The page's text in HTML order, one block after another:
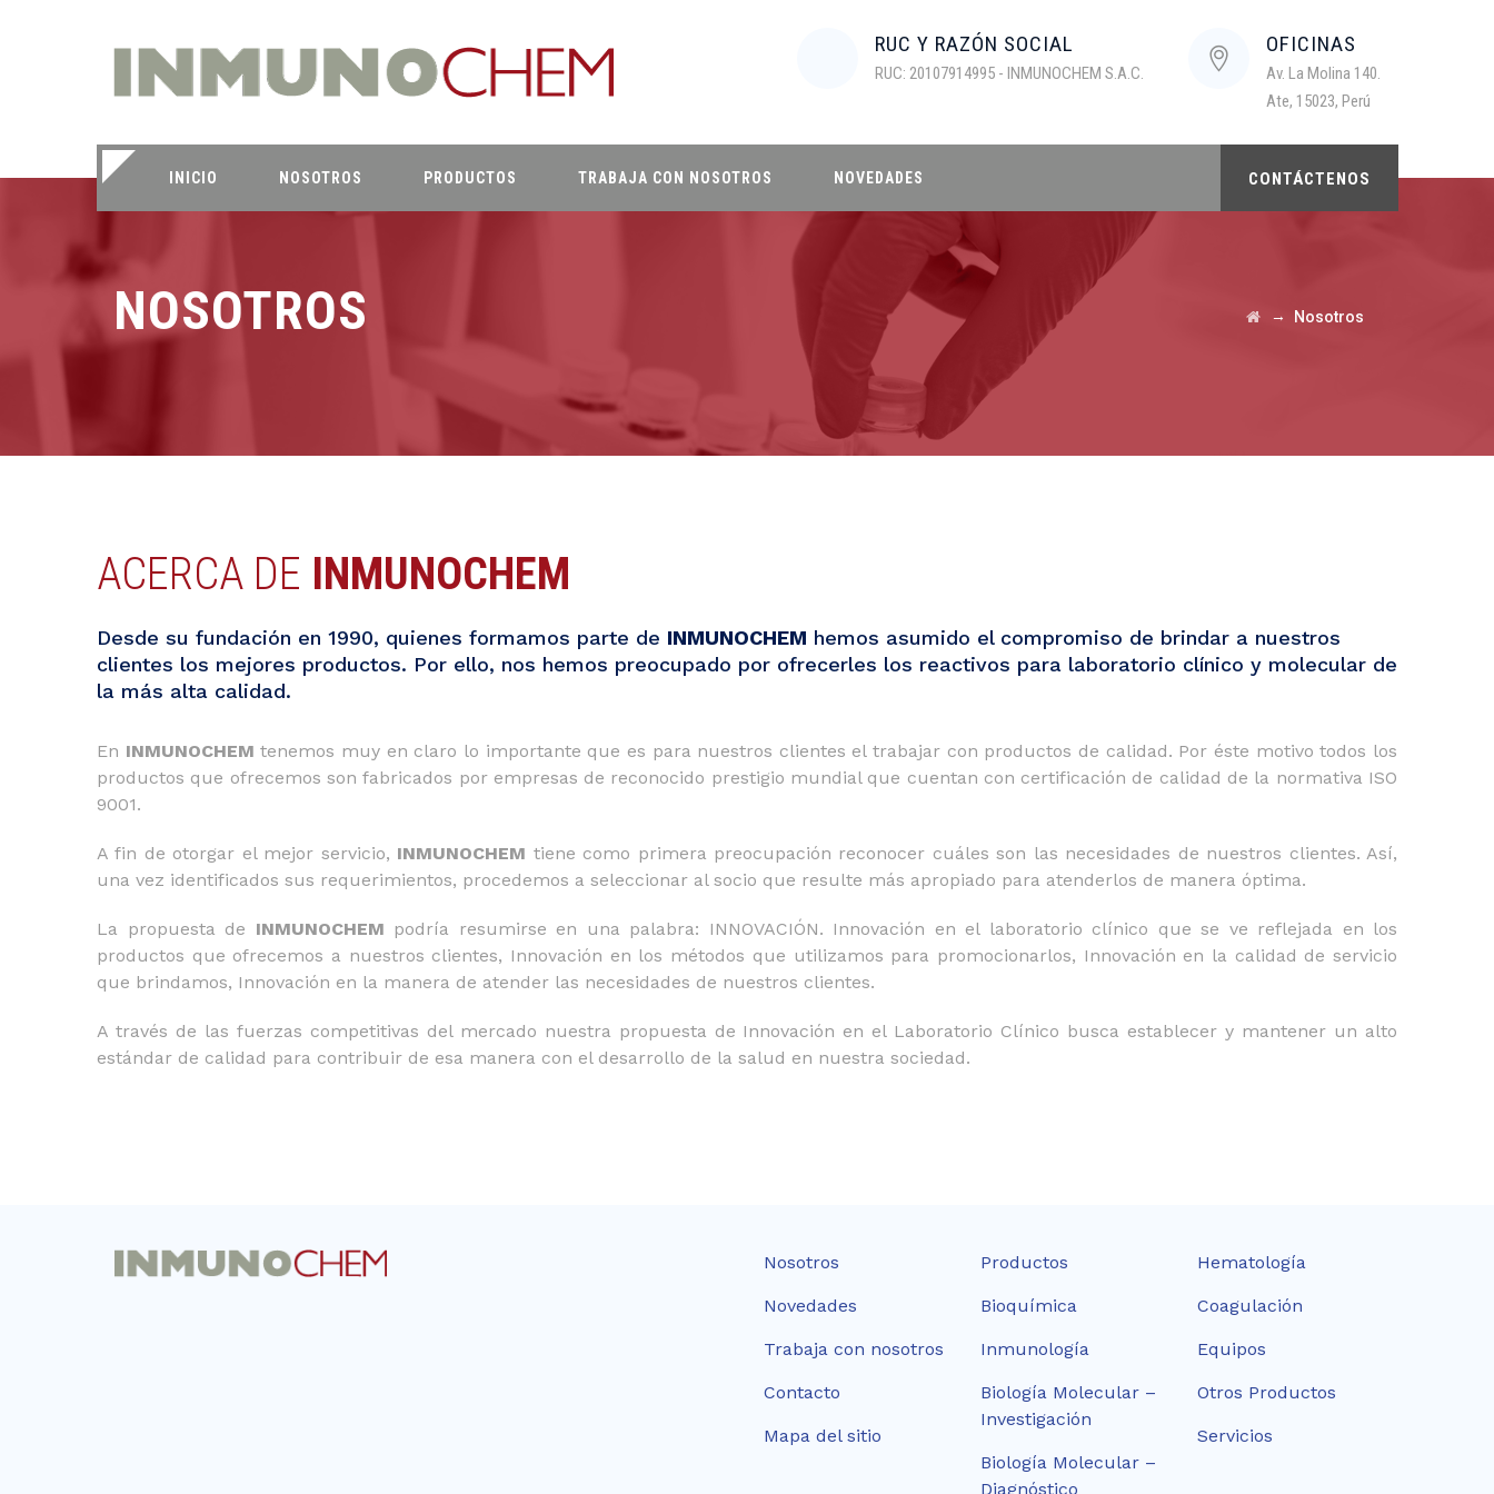
RUC Y RAZÓN SOCIAL
RUC: 20107914995 - INMUNOCHEM S.A.C.
OFICINAS
Av. La Molina 140.
Ate, 15023, Perú
INICIO NOSOTROS PRODUCTOS TRABAJA CON NOSOTROS NOVEDADES CONTÁCTENOS
NOSOTROS → Nosotros
ACERCA DE INMUNOCHEM
Desde su fundación en 1990, quienes formamos parte de INMUNOCHEM hemos asumido el compromiso de brindar a nuestros
clientes los mejores productos. Por ello, nos hemos preocupado por ofrecerles los reactivos para laboratorio clínico y molecular de
la más alta calidad.
En INMUNOCHEM tenemos muy en claro lo importante que es para nuestros clientes el trabajar con productos de calidad. Por éste motivo todos los
productos que ofrecemos son fabricados por empresas de reconocido prestigio mundial que cuentan con certificación de calidad de la normativa ISO
9001.
A fin de otorgar el mejor servicio, INMUNOCHEM tiene como primera preocupación reconocer cuáles son las necesidades de nuestros clientes. Así,
una vez identificados sus requerimientos, procedemos a seleccionar al socio que resulte más apropiado para atenderlos de manera óptima.
La propuesta de INMUNOCHEM podría resumirse en una palabra: INNOVACIÓN. Innovación en el laboratorio clínico que se ve reflejada en los
productos que ofrecemos a nuestros clientes, Innovación en los métodos que utilizamos para promocionarlos, Innovación en la calidad de servicio
que brindamos, Innovación en la manera de atender las necesidades de nuestros clientes.
A través de las fuerzas competitivas del mercado nuestra propuesta de Innovación en el Laboratorio Clínico busca establecer y mantener un alto
estándar de calidad para contribuir de esa manera con el desarrollo de la salud en nuestra sociedad.
Nosotros
Novedades
Trabaja con nosotros
Contacto
Mapa del sitio
Productos
Bioquímica
Inmunología
Biología Molecular –
Investigación
Biología Molecular –
Diagnóstico
Hematología
Coagulación
Equipos
Otros Productos
Servicios